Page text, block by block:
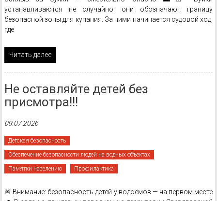
устанавливаются не случайно: они обозначают границу
безопасной зоны для купания. За ними начинается судовой ход,
где
Читать далее
Не оставляйте детей без
присмотра!!!
09.07.2026
Детская безопасность
Обеспечение безопасности людей на водных объектах
Памятки населению Профилактика
🚨 Внимание: безопасность детей у водоёмов — на первом месте